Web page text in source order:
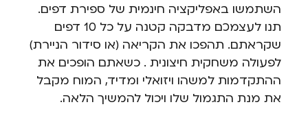
השתמשו באפליקציה חינמית של ספירת דפים.
תנו לעצמכם מדבקה קטנה על כל 10 דפים
שקראתם. תהפכו את הקריאה (או סידור הניירת)
לפעולה משחקית חיצונית . כשאתם הופכים את
ההתקדמות למשהו ויזואלי ומדיד, המוח מקבל
את מנת התגמול שלו ויכול להמשיך הלאה.